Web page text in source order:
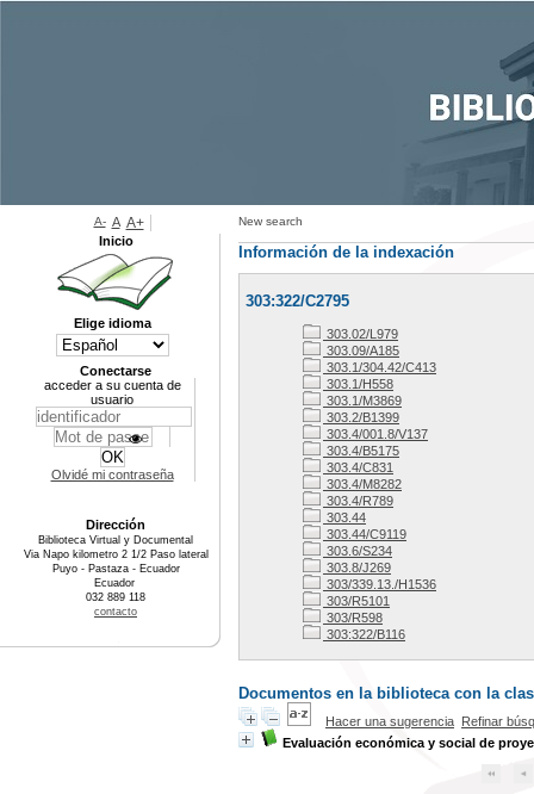
New search
Información de la indexación
303:322/C2795
303.02/L979
303.09/A185
303.1/304.42/C413
303.1/H558
303.1/M3869
303.2/B1399
303.4/001.8/V137
303.4/B5175
303.4/C831
303.4/M8282
303.4/R789
303.44
303.44/C9119
303.6/S234
303.8/J269
303/339.13./H1536
303/R5101
303/R598
303:322/B116
Documentos en la biblioteca con la
Hacer una sugerencia Refinar
Evaluación económica y social de
A- A A+
Inicio
Elige idioma
Conectarse
acceder a su cuenta de
usuario
Olvidé mi contraseña
Dirección
Biblioteca Virtual y Documental
Via Napo kilometro 2 1/2 Paso lateral
Puyo - Pastaza - Ecuador
Ecuador
032 889 118
contacto